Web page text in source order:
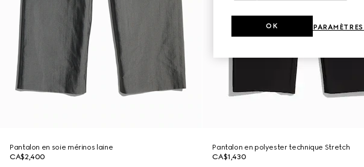
Pantalon en soie mérinos laine
CA$2,400
Pantalon en polyester technique Stretch
CA$1,430
OK